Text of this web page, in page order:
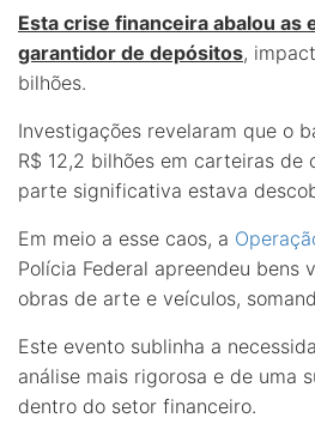
Esta crise financeira abalou
garantidor de depósitos,
bilhões.
Investigações revelaram que o
R$ 12,2 bilhões em carteiras de
parte significativa estava
Em meio a esse caos, a
Polícia Federal apreendeu bens
obras de arte e veículos,
Este evento sublinha a
análise mais rigorosa e de uma
dentro do setor financeiro.